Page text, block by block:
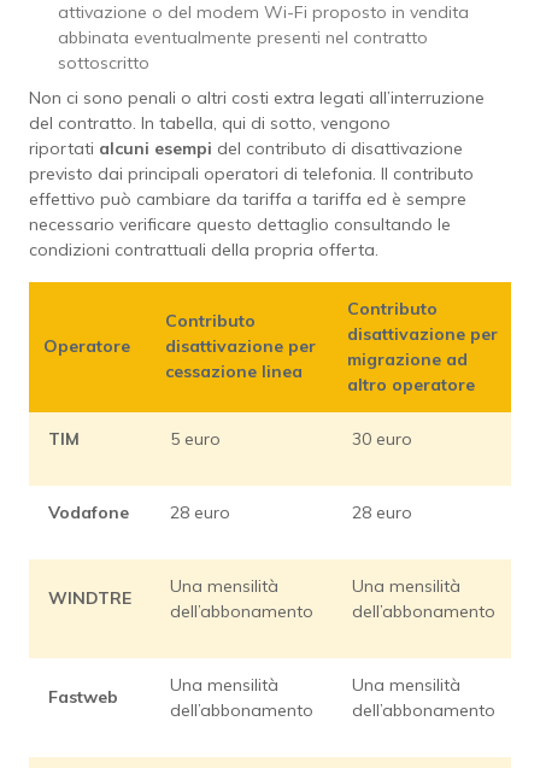
attivazione o del modem Wi-Fi proposto in vendita
abbinata eventualmente presenti nel contratto
sottoscritto
Non ci sono penali o altri costi extra legati all’interruzione
del contratto. In tabella, qui di sotto, vengono
riportati alcuni esempi del contributo di disattivazione
previsto dai principali operatori di telefonia. Il contributo
effettivo può cambiare da tariffa a tariffa ed è sempre
necessario verificare questo dettaglio consultando le
condizioni contrattuali della propria offerta.
Operatore
Contributo
disattivazione per
cessazione linea
Contributo
disattivazione per
migrazione ad
altro operatore
TIM 5 euro 30 euro
Vodafone 28 euro 28 euro
WINDTRE
Una mensilità
dell’abbonamento
Una mensilità
dell’abbonamento
Fastweb
Una mensilità
dell’abbonamento
Una mensilità
dell’abbonamento